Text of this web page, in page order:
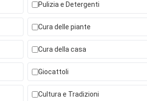
Pulizia e Detergenti
Cura delle piante
Cura della casa
Giocattoli
Cultura e Tradizioni